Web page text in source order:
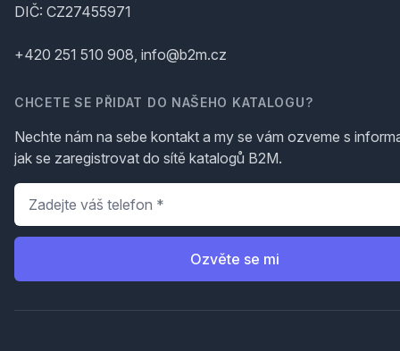
DIČ: CZ27455971
+420 251 510 908, info@b2m.cz
CHCETE SE PŘIDAT DO NAŠEHO KATALOGU?
Nechte nám na sebe kontakt a my se vám ozveme s
jak se zaregistrovat do sítě katalogů B2M.
Telefon
Ozvěte se mi